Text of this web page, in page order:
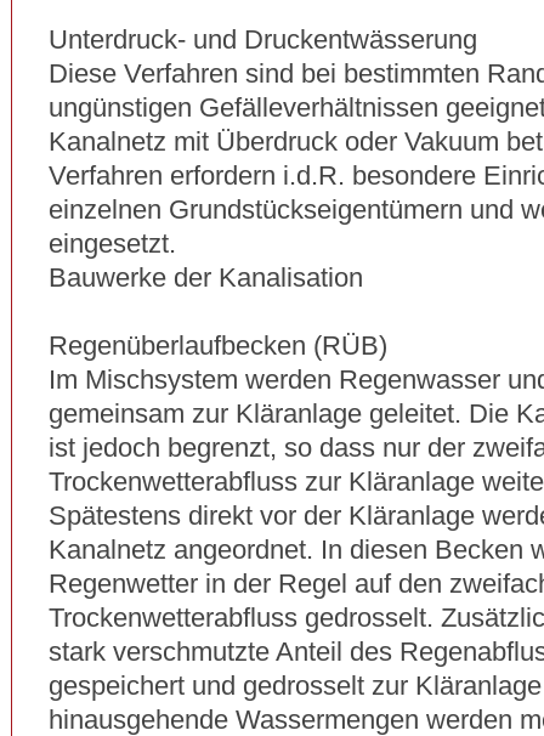
Unterdruck- und Druckentwässerung
Diese Verfahren sind bei bestimmten
ungünstigen Gefälleverhältnissen
Kanalnetz mit Überdruck oder Vakuum
Verfahren erfordern i.d.R. besondere
einzelnen Grundstückseigentümern und
eingesetzt.
Bauwerke der Kanalisation
Regenüberlaufbecken (RÜB)
Im Mischsystem werden Regenwasser
gemeinsam zur Kläranlage geleitet. Die
ist jedoch begrenzt, so dass nur der
Trockenwetterabfluss zur Kläranlage
Spätestens direkt vor der Kläranlage
Kanalnetz angeordnet. In diesen Becken
Regenwetter in der Regel auf den
Trockenwetterabfluss gedrosselt.
stark verschmutzte Anteil des
gespeichert und gedrosselt zur
hinausgehende Wassermengen werden